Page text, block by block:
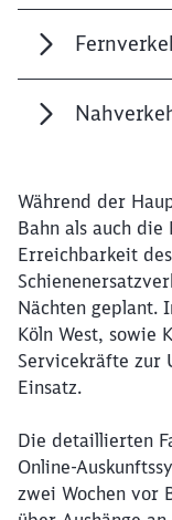
Während der
Bahn als auch
Erreichbarkeit
Nächten geplant.
Köln West, sowie
Servicekräfte zur
Einsatz.
Die detaillierten
Online-
zwei Wochen vor